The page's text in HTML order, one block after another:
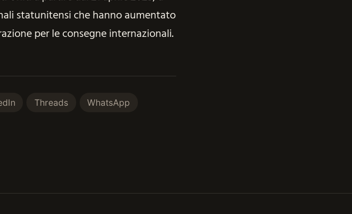
statunitensi che hanno aumentato
per le consegne internazionali.
Threads WhatsApp